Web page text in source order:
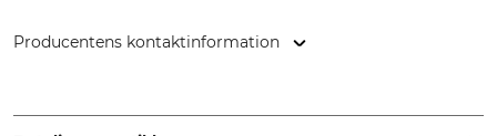
Producentens kontaktinformation
GmbH, Zellach 4, 9413 Frantschach-St. Gertraud, Austria,